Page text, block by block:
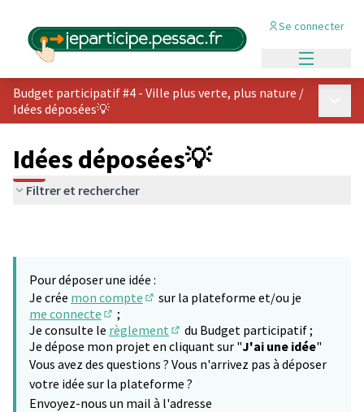
Se connecter
Budget participatif #4 - Ville plus verte, plus nature /
Idées déposées💡
Idées déposées💡
Filtrer et rechercher
Pour déposer une idée :
Je crée mon compte
(S'ouvre dans un nouvel onglet)
sur la plateforme et/ou je
me connecte
(S'ouvre dans un nouvel onglet)
;
Je consulte le règlement
(S'ouvre dans un nouvel onglet)
du Budget participatif ;
Je dépose mon projet en cliquant sur "J'ai une idée"
Vous avez des questions ? Vous n'arrivez pas à déposer
votre idée sur la plateforme ?
Envoyez-nous un mail à l'adresse